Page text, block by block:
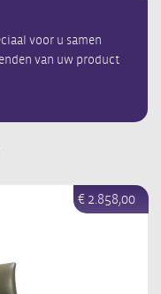
voor u samen
van uw product
€ 2.858,00